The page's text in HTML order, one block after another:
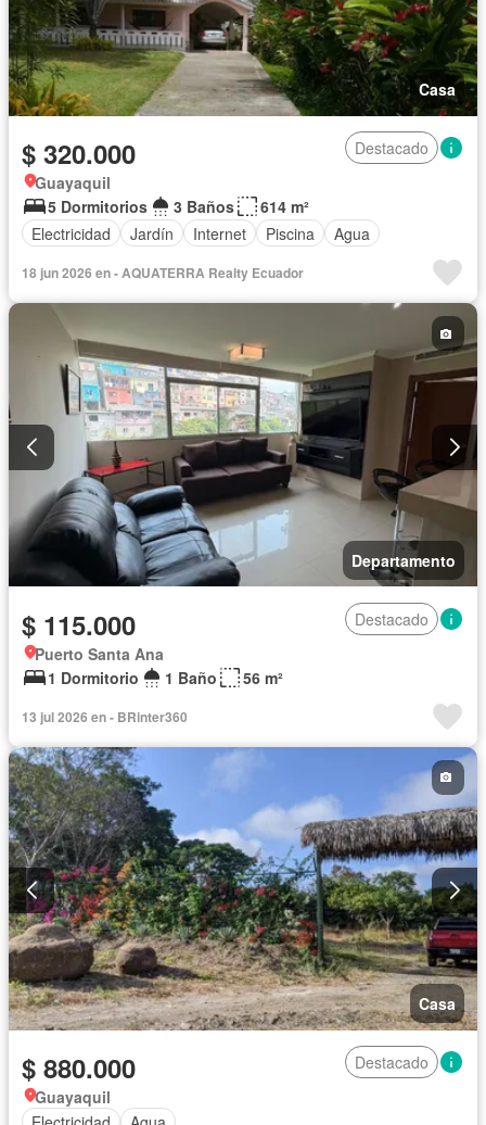
Casa
$ 320.000
Destacado
Guayaquil
5 Dormitorios
3 Baños
614 m²
Electricidad
Jardín Internet Piscina Agua
18 jun 2026 en - AQUATERRA Realty Ecuador
Departamento
$ 115.000
Destacado
Puerto Santa Ana
1 Dormitorio
1 Baño 56 m²
13 jul 2026 en - BRinter360
Casa
$ 880.000
Destacado
Guayaquil